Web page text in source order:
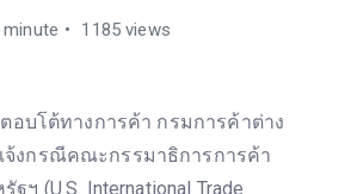
1185 views
บโต้ทางการค้า กรมการค้าต่าง
จ้งกรณีคณะกรรมาธิการการค้า
ฐฯ (U.S. International Trade